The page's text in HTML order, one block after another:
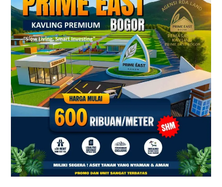
Dekat
Exit
Tol
Citeureup
Bogor
Timur